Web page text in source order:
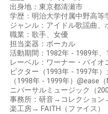
出身地：東京都清瀬市
学歴：明治大学付属中野高等
ジャンル：アイドル歌謡曲、
職業：歌手、女優
担当楽器：ボーカル
活動期間：1982年 - 1989年
レーベル：ワーナー・パイオ
ビクター（1993年 - 1997年
（1998年 - 1999年）@ease
ニバーサルミュージック（
事務所：研音→コレクショ
楽工房→ FAITH（ファイス）